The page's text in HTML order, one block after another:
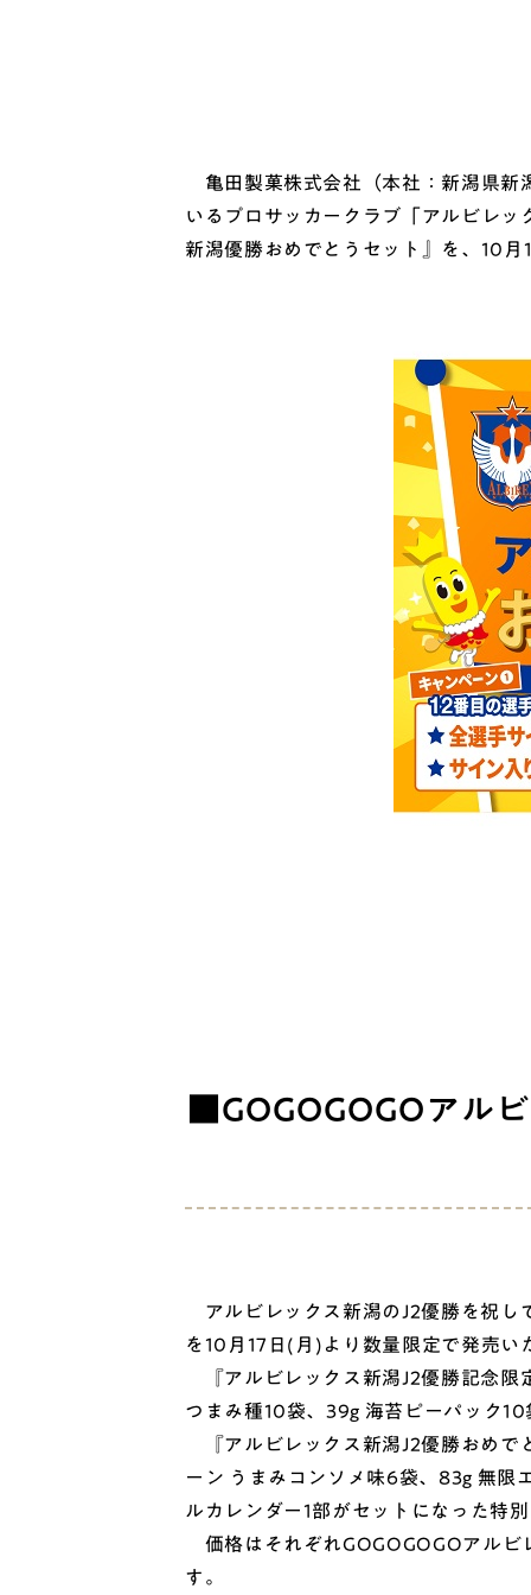
亀田製菓株式会社（本社：新潟県新
いるプロサッカークラブ「アルビレ
新潟優勝おめでとうセット』を、10
■GOGOGOGOアル
アルビレックス新潟のJ2優勝を祝し
を10月17日(月)より数量限定で発売い
『アルビレックス新潟J2優勝記念限
つまみ種10袋、39g 海苔ピーパック
『アルビレックス新潟J2優勝おめで
ーン うまみコンソメ味6袋、83g 無限
ルカレンダー1部がセットになった特
価格はそれぞれGOGOGOGOアルビ
す。